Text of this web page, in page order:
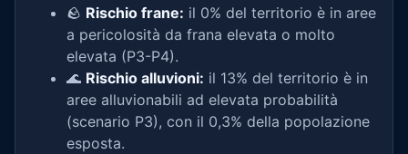
🪨 Rischio frane: il 0% del territorio è in aree
a pericolosità da frana elevata o molto
elevata (P3-P4).
🌊 Rischio alluvioni: il 13% del territorio è in
aree alluvionabili ad elevata probabilità
(scenario P3), con il 0,3% della popolazione
esposta.